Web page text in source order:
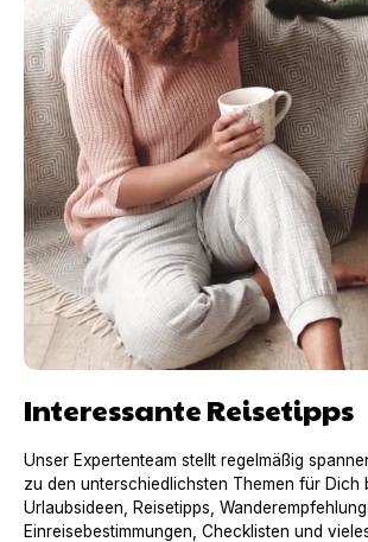
Interessante Reisetipps
Unser Expertenteam stellt regelmäßig
zu den unterschiedlichsten Themen für Dich
Urlaubsideen, Reisetipps,
Einreisebestimmungen, Checklisten und